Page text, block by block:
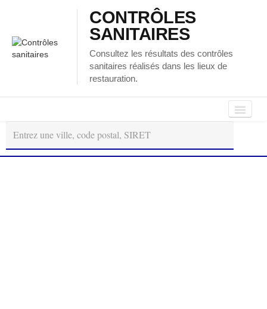
CONTRÔLES
SANITAIRES
Consultez les résultats des contrôles
sanitaires réalisés dans les lieux de
restauration.
Autour
de
moi
Régions